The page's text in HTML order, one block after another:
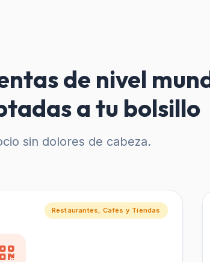
de nivel
a tu bolsillo
sin dolores de cabeza.
Restaurantes, Cafés y Tiendas